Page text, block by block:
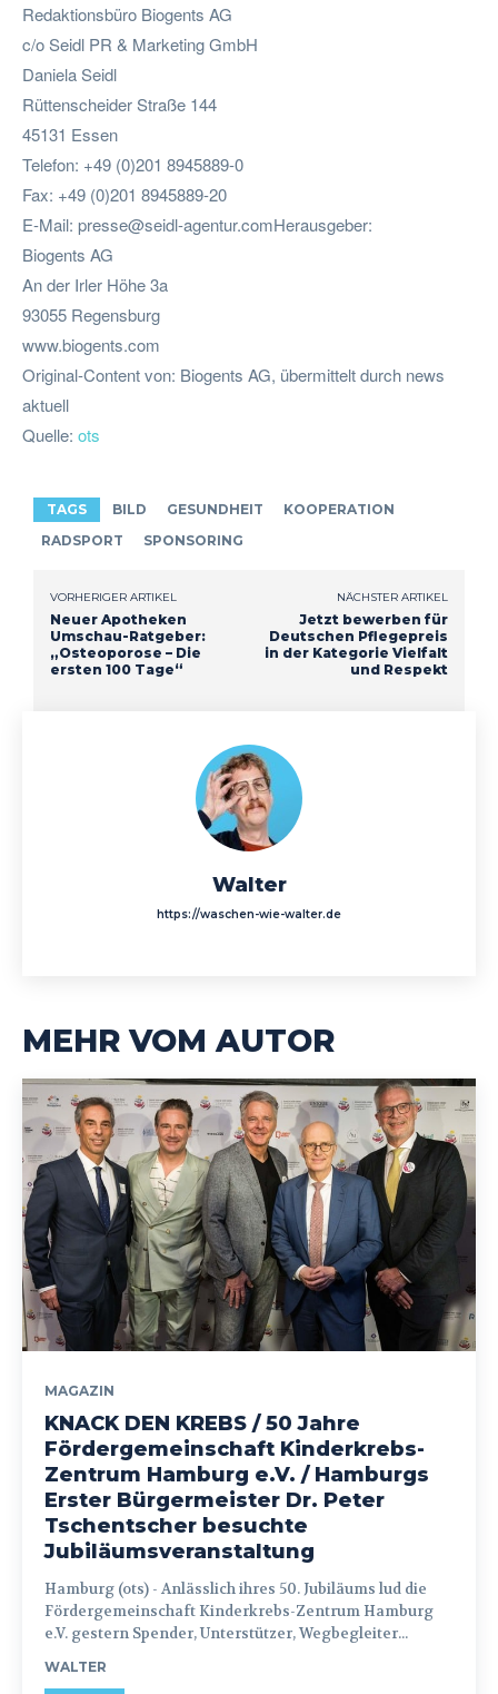
Redaktionsbüro Biogents AG
c/o Seidl PR & Marketing GmbH
Daniela Seidl
Rüttenscheider Straße 144
45131 Essen
Telefon: +49 (0)201 8945889-0
Fax: +49 (0)201 8945889-20
E-Mail: presse@seidl-agentur.comHerausgeber:
Biogents AG
An der Irler Höhe 3a
93055 Regensburg
www.biogents.com
Original-Content von: Biogents AG, übermittelt durch news
aktuell
Quelle: ots
TAGS BILD GESUNDHEIT
KOOPERATION
RADSPORT
SPONSORING
VORHERIGER ARTIKEL
Neuer Apotheken
Umschau-Ratgeber:
„Osteoporose – Die
ersten 100 Tage“
NÄCHSTER ARTIKEL
Jetzt bewerben für
Deutschen Pflegepreis
in der Kategorie Vielfalt
und Respekt
Walter
https://waschen-wie-walter.de
MEHR VOM AUTOR
MAGAZIN
KNACK DEN KREBS / 50 Jahre
Fördergemeinschaft Kinderkrebs-
Zentrum Hamburg e.V. / Hamburgs
Erster Bürgermeister Dr. Peter
Tschentscher besuchte
Jubiläumsveranstaltung
Hamburg (ots) - Anlässlich ihres 50. Jubiläums lud die
Fördergemeinschaft Kinderkrebs-Zentrum Hamburg
e.V. gestern Spender, Unterstützer, Wegbegleiter...
WALTER